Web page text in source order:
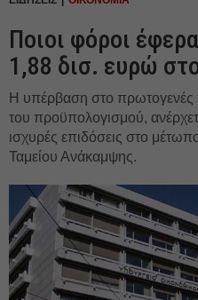
Ποιοι φόροι
1,88 δισ. ευρώ
Η υπέρβαση στο πρωτογενές
του προϋπολογισμού,
ισχυρές επιδόσεις στο
Ταμείου Ανάκαμψης.